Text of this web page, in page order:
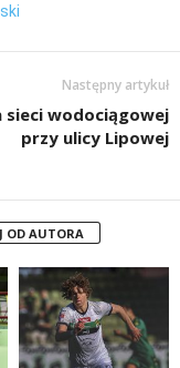
Następny artykuł
sieci wodociągowej
przy ulicy Lipowej
OD AUTORA